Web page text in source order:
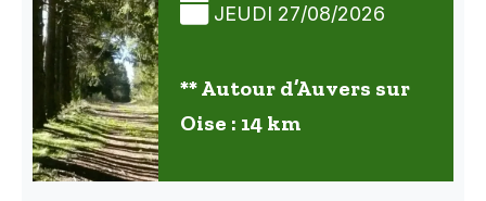
JEUDI 27/08/2026
** Autour d’Auvers sur
Oise : 14 km